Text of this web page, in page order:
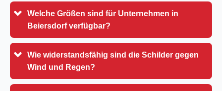
Welche Größen sind für Unternehmen in
Beiersdorf verfügbar?
Wie widerstandsfähig sind die Schilder gegen
Wind und Regen?